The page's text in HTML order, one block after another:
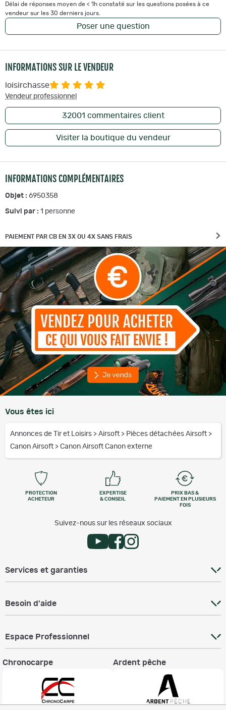
Délai de réponses moyen de < 1h constaté sur les questions posées à ce
vendeur sur les 30 derniers jours.
Poser une question
INFORMATIONS SUR LE VENDEUR
loisirchasse
Vendeur professionnel
32001 commentaires client
Visiter la boutique du vendeur
INFORMATIONS COMPLÉMENTAIRES
Objet : 6950358
Suivi par : 1 personne
PAIEMENT PAR CB EN 3X OU 4X SANS FRAIS
Vous êtes ici
Annonces de Tir et Loisirs > Airsoft > Pièces détachées Airsoft >
Canon Airsoft > Canon Airsoft Canon externe
PROTECTION
ACHETEUR
EXPERTISE
& CONSEIL
PRIX BAS &
PAIEMENT EN PLUSIEURS
FOIS
Suivez-nous sur les réseaux sociaux
Services et garanties
Besoin d'aide
Espace Professionnel
Chronocarpe Ardent pêche